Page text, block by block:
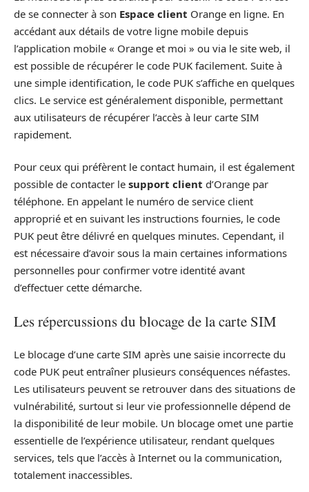
de se connecter à son Espace client Orange en ligne. En
accédant aux détails de votre ligne mobile depuis
l’application mobile « Orange et moi » ou via le site web, il
est possible de récupérer le code PUK facilement. Suite à
une simple identification, le code PUK s’affiche en quelques
clics. Le service est généralement disponible, permettant
aux utilisateurs de récupérer l’accès à leur carte SIM
rapidement.
Pour ceux qui préfèrent le contact humain, il est également
possible de contacter le support client d’Orange par
téléphone. En appelant le numéro de service client
approprié et en suivant les instructions fournies, le code
PUK peut être délivré en quelques minutes. Cependant, il
est nécessaire d’avoir sous la main certaines informations
personnelles pour confirmer votre identité avant
d’effectuer cette démarche.
Les répercussions du blocage de la carte SIM
Le blocage d’une carte SIM après une saisie incorrecte du
code PUK peut entraîner plusieurs conséquences néfastes.
Les utilisateurs peuvent se retrouver dans des situations de
vulnérabilité, surtout si leur vie professionnelle dépend de
la disponibilité de leur mobile. Un blocage omet une partie
essentielle de l’expérience utilisateur, rendant quelques
services, tels que l’accès à Internet ou la communication,
totalement inaccessibles.